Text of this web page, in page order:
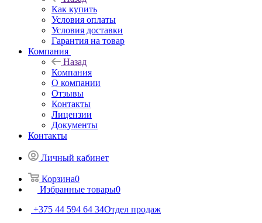
Как купить
Условия оплаты
Условия доставки
Гарантия на товар
Компания
Назад
Компания
О компании
Отзывы
Контакты
Лицензии
Документы
Контакты
Личный кабинет
Корзина0
Избранные товары0
+375 44 594 64 34Отдел продаж